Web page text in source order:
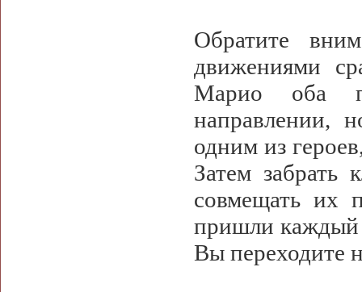
Обратите
движениями
Марио оба
направлении,
одним из
Затем забрать
совмещать их
пришли каждый
Вы переходите